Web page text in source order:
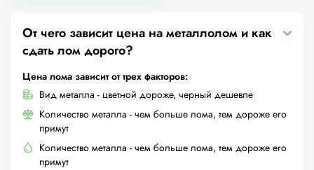
От чего зависит цена на металлолом и как
сдать лом дорого?
Цена лома зависит от трех факторов:
Вид металла - цветной дороже, черный дешевле
Количество металла - чем больше лома, тем дороже его
примут
Количество металла - чем больше лома, тем дороже его
примут